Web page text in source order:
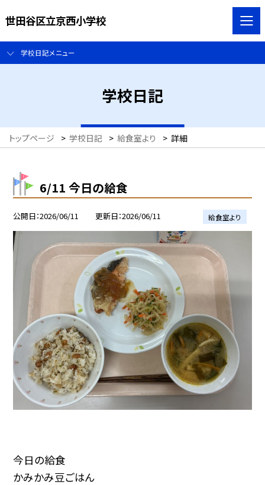
世田谷区立京西小学校
学校日記メニュー
学校日記
トップページ > 学校日記 > 給食室より > 詳細
6/11 今日の給食
公開日 2026/06/11 更新日 2026/06/11 給食室より
今日の給食
かみかみ豆ごはん